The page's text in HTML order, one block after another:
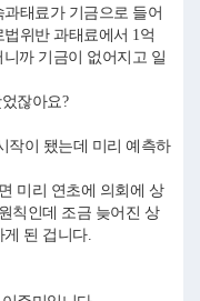
태료가 기금으로 들어
위반 과태료에서 1억
까 기금이 없어지고 일
잖아요?
작이 됐는데 미리 예측하
미리 연초에 의회에 상
칙인데 조금 늦어진 상
게 된 겁니다.